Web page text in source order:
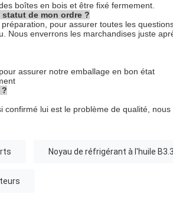
boîtes en bois et être fixé fermement.
de mon ordre ?
pour assurer toutes les
Nous enverrons les marchandises juste
assurer notre emballage en bon état
?
confirmé lui est le problème de qualité,
Noyau de réfrigérant à l'huile B3.3